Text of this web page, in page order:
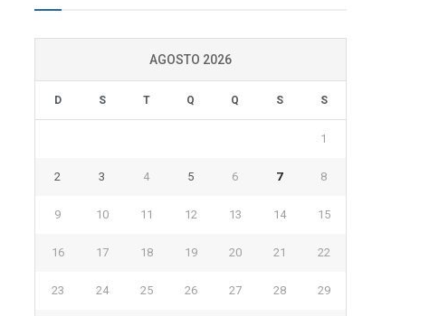
AGOSTO 2026
D S T Q Q S S
1
2 3 4 5 6 7 8
9 10 11 12 13 14 15
16 17 18 19 20 21 22
23 24 25 26 27 28 29